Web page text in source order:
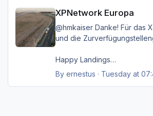
different server
I might reconnect my old
the key from that PC so I
new one. If by any chance it
there, I'm going to follow
XPNetwork Europa
@hmkaiser Danke! Für das
und die
Happy Landings
Ernst
By ernestus · Tuesday at